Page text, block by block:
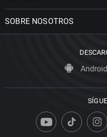
SOBRE NOSOTROS
Android